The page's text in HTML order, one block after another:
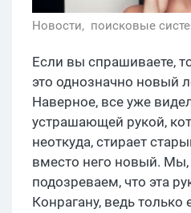
Новости, поисковые
Если вы спрашиваете,
это однозначно новый
Наверное, все уже
устрашающей рукой,
неоткуда, стирает
вместо него новый. Мы,
подозреваем, что эта
Конрагану, ведь